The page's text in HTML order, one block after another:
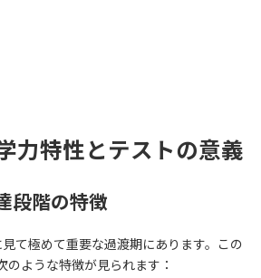
力特性とテストの意義
段階の特徴
て極めて重要な過渡期にあります。この
のような特徴が見られます：